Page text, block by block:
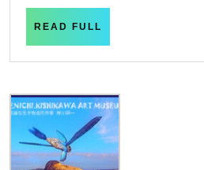
READ FULL